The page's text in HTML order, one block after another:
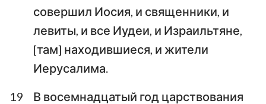
29
30 31 32 33 34
35
36
совершил Иосия, и священники, и
левиты, и все Иудеи, и Израильтяне,
[там] находившиеся, и жители
Иерусалима.
19
В восемнадцатый год царствования